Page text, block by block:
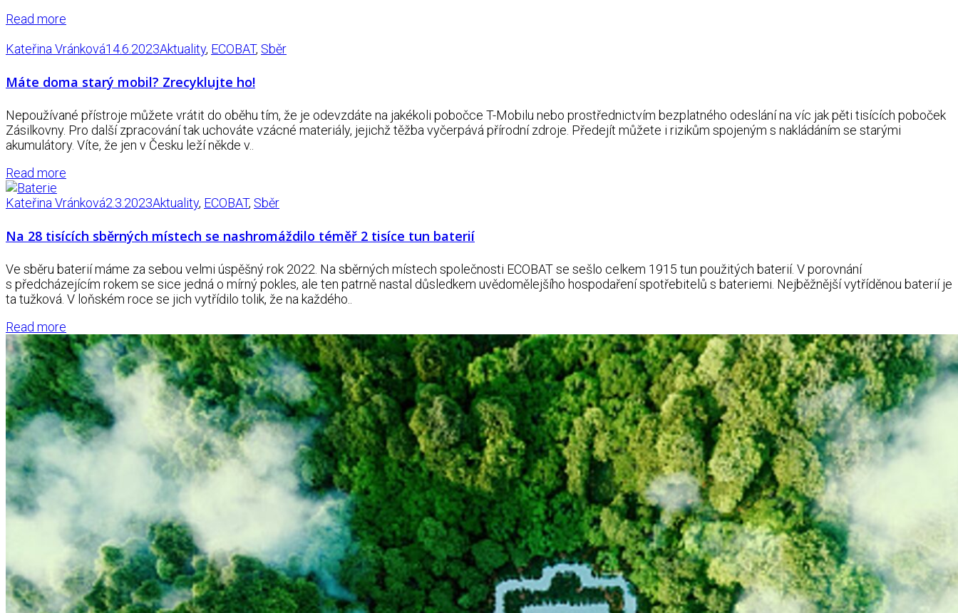
Read more
Kateřina Vránková14.6.2023Aktuality, ECOBAT, Sběr
Máte doma starý mobil? Zrecyklujte ho!
Nepoužívané přístroje můžete vrátit do oběhu tím, že je odevzdáte na jakékoli pobočce T-Mobilu nebo prostřednictvím bezplatného odeslání na víc jak pěti tisících poboček
Zásilkovny. Pro další zpracování tak uchováte vzácné materiály, jejichž těžba vyčerpává přírodní zdroje. Předejít můžete i rizikům spojeným s nakládáním se starými
akumulátory. Víte, že jen v Česku leží někde v..
Read more
Kateřina Vránková2.3.2023Aktuality, ECOBAT, Sběr
Na 28 tisících sběrných místech se nashromáždilo téměř 2 tisíce tun baterií
Ve sběru baterií máme za sebou velmi úspěšný rok 2022. Na sběrných místech společnosti ECOBAT se sešlo celkem 1915 tun použitých baterií. V porovnání
s předcházejícím rokem se sice jedná o mírný pokles, ale ten patrně nastal důsledkem uvědomělejšího hospodaření spotřebitelů s bateriemi. Nejběžnější vytříděnou baterií je
ta tužková. V loňském roce se jich vytřídilo tolik, že na každého..
Read more